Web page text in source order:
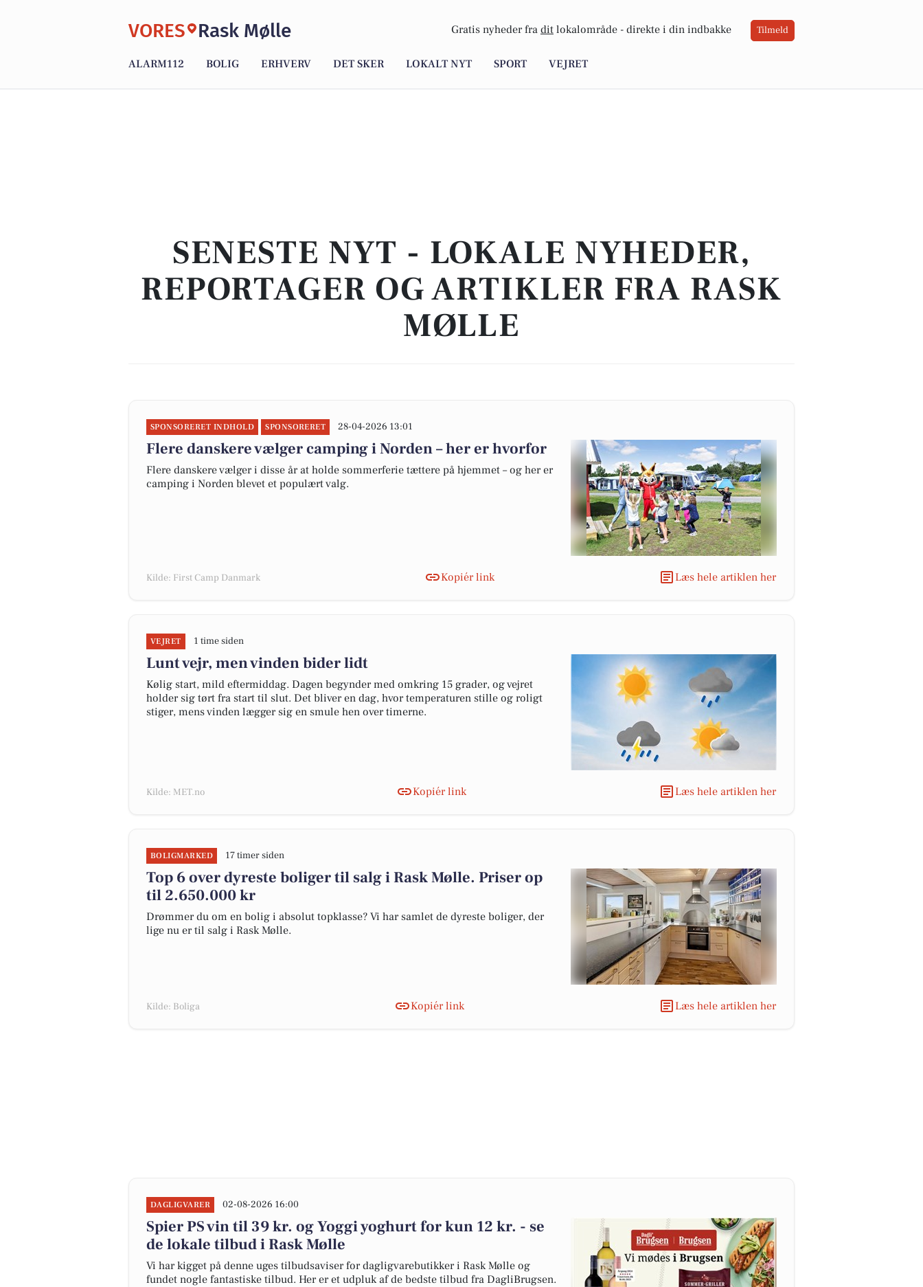
VORES Rask Mølle Gratis nyheder fra dit lokalområde - direkte i din indbakke Tilmeld
ALARM112 BOLIG ERHVERV DET SKER LOKALT NYT SPORT VEJRET
SENESTE NYT - LOKALE NYHEDER,
REPORTAGER OG ARTIKLER FRA RASK
MØLLE
SPONSORERET INDHOLD SPONSORERET 28-04-2026 13:01
Flere danskere vælger camping i Norden – her er hvorfor
Flere danskere vælger i disse år at holde sommerferie tættere på hjemmet – og her er
camping i Norden blevet et populært valg.
Kilde: First Camp Danmark Kopiér link Læs hele artiklen her
VEJRET 1 time siden
Lunt vejr, men vinden bider lidt
Kølig start, mild eftermiddag. Dagen begynder med omkring 15 grader, og vejret
holder sig tørt fra start til slut. Det bliver en dag, hvor temperaturen stille og roligt
stiger, mens vinden lægger sig en smule hen over timerne.
Kilde: MET.no Kopiér link Læs hele artiklen her
BOLIGMARKED 17 timer siden
Top 6 over dyreste boliger til salg i Rask Mølle. Priser op
til 2.650.000 kr
Drømmer du om en bolig i absolut topklasse? Vi har samlet de dyreste boliger, der
lige nu er til salg i Rask Mølle.
Kilde: Boliga Kopiér link Læs hele artiklen her
DAGLIGVARER 02-08-2026 16:00
Spier PS vin til 39 kr. og Yoggi yoghurt for kun 12 kr. - se
de lokale tilbud i Rask Mølle
Vi har kigget på denne uges tilbudsaviser for dagligvarebutikker i Rask Mølle og
fundet nogle fantastiske tilbud. Her er et udpluk af de bedste tilbud fra DagliBrugsen.